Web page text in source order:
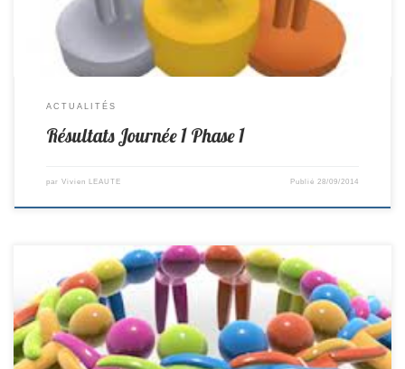
ACTUALITÉS
Résultats Journée 1 Phase 1
par Vivien LEAUTE Publié28/09/2014
Matchs du 05/10/2014 R3/L Composition : Yvonnick, Vivien, Philippe,
Pierre M Remplaçant : Pierre D Lieu : à St André de la Marche Horaire :
12h30 D1/D Composition : Jean-Claude, Joël, Méric, Pierre, Pascal,